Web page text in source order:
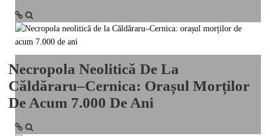
Necropola Neolitică De La
Căldăraru–Cernica: Orașul Morților
De Acum 7.000 De Ani